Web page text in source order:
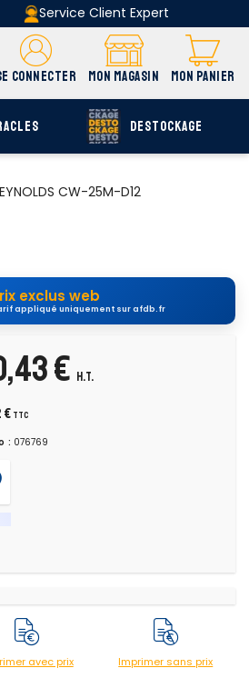
Service Client Expert
CONNECTER MON MAGASIN MON PANIER
DESTOCKAGE
CW-25M-D12
exclus web
appliqué uniquement sur afdb.fr
€ H.T.
€ TTC
: 076769
avec prix Imprimer sans prix